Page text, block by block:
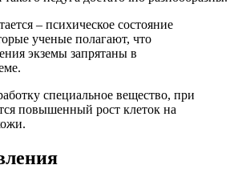
– психическое состояние
ученые полагают, что
экземы запрятаны в
специальное вещество, при
повышенный рост клеток на